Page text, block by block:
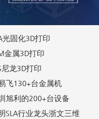
光固化3D打印
金属3D打印
尼龙3D打印
飞130+台金属机
旭利的200+台设备
SLA行业龙头浙文三维